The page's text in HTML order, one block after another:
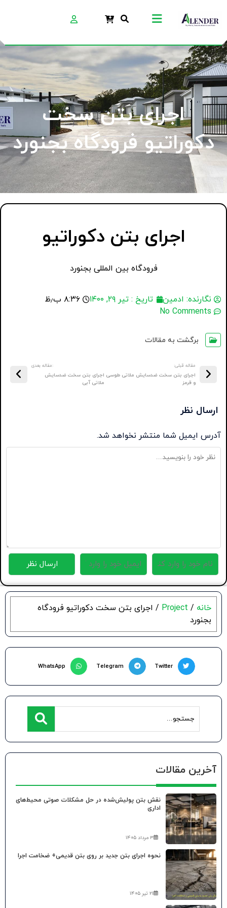
اجرای بتن سخت
دکوراتیو فرودگاه بجنورد
اجرای بتن دکوراتیو
فرودگاه بین المللی بجنورد
نگارنده: ادمین تاریخ : تیر ۲۹, ۱۴۰۰
۸:۳۶ ب٫ظ
No Comments
برگشت به مقالات
مقاله قبلی:
اجرای بتن سخت ضدسایش ملاتی طوسی
و قرمز
:مقاله بعدی
اجرای بتن سخت ضدسایش
ملاتی آبی
ارسال نظر
آدرس ایمیل شما منتشر نخواهد شد.
خانه /
Project / اجرای بتن سخت دکوراتیو فرودگاه
بجنورد
Twitter
Telegram
WhatsApp
آخرین مقالات
نقش بتن پولیش‌شده در حل مشکلات صوتی محیط‌های
اداری
۳ مرداد ۱۴۰۵
نحوه اجرای بتن جدید بر روی بتن قدیمی+ ضخامت اجرا
۲۱ تیر ۱۴۰۵